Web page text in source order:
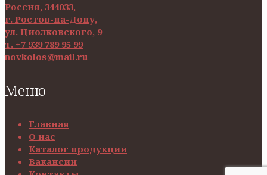
Россия, 344033,
г. Ростов-на-Дону,
ул. Циолковского, 9
т. +7 939 789 95 99
novkolos@mail.ru
Меню
Главная
О нас
Каталог продукции
Вакансии